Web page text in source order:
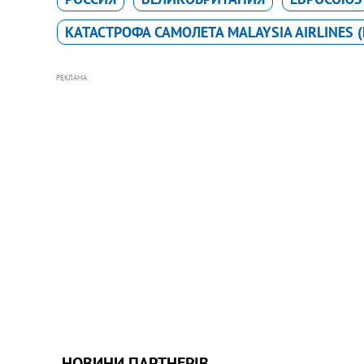
КАТАСТРОФА САМОЛЕТА MALAYSIA AIRLINES
РЕКЛАМА